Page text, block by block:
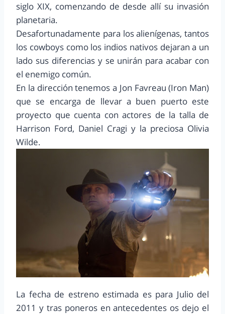
siglo XIX, comenzando de desde allí su invasión
planetaria.
Desafortunadamente para los alienígenas, tantos
los cowboys como los indios nativos dejaran a un
lado sus diferencias y se unirán para acabar con
el enemigo común.
En la dirección tenemos a Jon Favreau (Iron Man)
que se encarga de llevar a buen puerto este
proyecto que cuenta con actores de la talla de
Harrison Ford, Daniel Cragi y la preciosa Olivia
Wilde.
La fecha de estreno estimada es para Julio del
2011 y tras poneros en antecedentes os dejo el